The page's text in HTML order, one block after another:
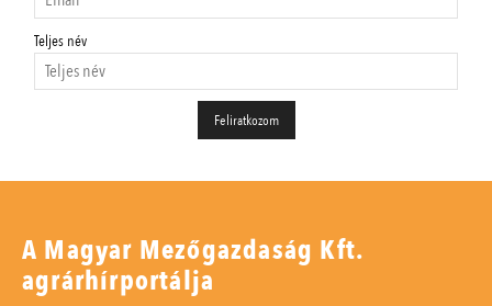
Teljes név
A Magyar Mezőgazdaság Kft.
agrárhírportálja